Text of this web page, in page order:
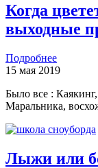
Когда
выходные
Подробнее
15 мая 2019
Было все :
Маральника,
Лыжи или